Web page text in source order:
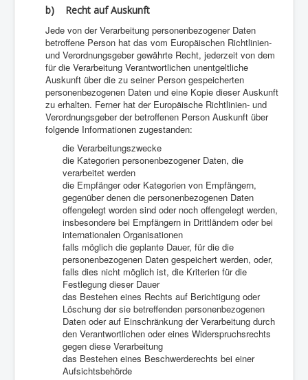
b) Recht auf Auskunft
Jede von der Verarbeitung personenbezogener Daten
betroffene Person hat das vom Europäischen Richtlinien-
und Verordnungsgeber gewährte Recht, jederzeit von dem
für die Verarbeitung Verantwortlichen unentgeltliche
Auskunft über die zu seiner Person gespeicherten
personenbezogenen Daten und eine Kopie dieser Auskunft
zu erhalten. Ferner hat der Europäische Richtlinien- und
Verordnungsgeber der betroffenen Person Auskunft über
folgende Informationen zugestanden:
die Verarbeitungszwecke
die Kategorien personenbezogener Daten, die
verarbeitet werden
die Empfänger oder Kategorien von Empfängern,
gegenüber denen die personenbezogenen Daten
offengelegt worden sind oder noch offengelegt werden,
insbesondere bei Empfängern in Drittländern oder bei
internationalen Organisationen
falls möglich die geplante Dauer, für die die
personenbezogenen Daten gespeichert werden, oder,
falls dies nicht möglich ist, die Kriterien für die
Festlegung dieser Dauer
das Bestehen eines Rechts auf Berichtigung oder
Löschung der sie betreffenden personenbezogenen
Daten oder auf Einschränkung der Verarbeitung durch
den Verantwortlichen oder eines Widerspruchsrechts
gegen diese Verarbeitung
das Bestehen eines Beschwerderechts bei einer
Aufsichtsbehörde